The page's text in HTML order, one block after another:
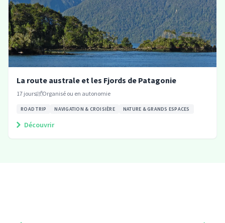
La route australe et les Fjords de Patagonie
17 jours Organisé ou en autonomie
ROAD TRIP NAVIGATION & CROISIÈRE NATURE & GRANDS ESPACES
Découvrir